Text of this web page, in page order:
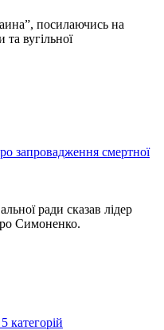
посилаючись на
та вугільної
запровадження смертної
ради сказав лідер
Симоненко.
категорій